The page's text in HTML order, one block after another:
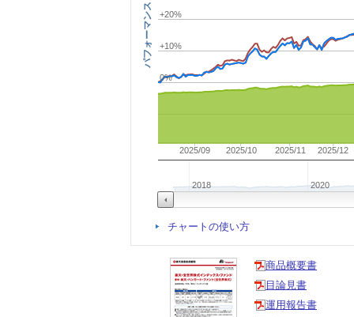
パフォーマンス
2025/09 2025/10 2025/11 2025/12
2018 2020
0%
+10%
+20%
チャートの使い方
商品概要書
目論見書
運用報告書